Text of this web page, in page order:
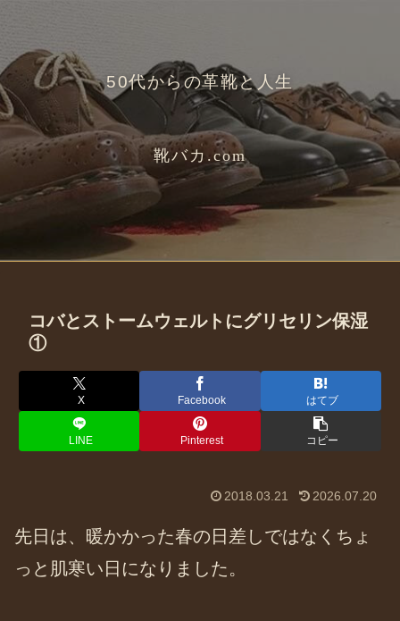
50代からの革靴と人生
靴バカ.com
コバとストームウェルトにグリセリン保湿
①
X Facebook はてブ
LINE Pinterest コピー
2018.03.21 2026.07.20
先日は、暖かかった春の日差しではなくちょ
っと肌寒い日になりました。